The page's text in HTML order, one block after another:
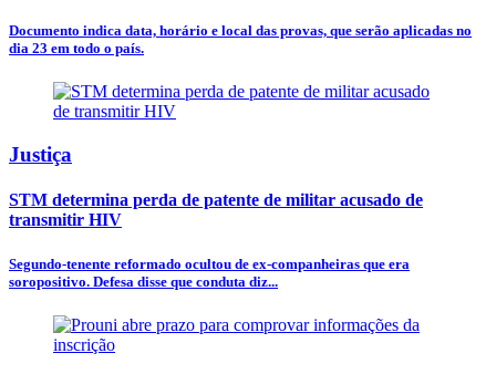
Documento indica data, horário e local das provas, que serão aplicadas no
dia 23 em todo o país.
Justiça
STM determina perda de patente de militar acusado de
transmitir HIV
Segundo-tenente reformado ocultou de ex-companheiras que era
soropositivo. Defesa disse que conduta diz...